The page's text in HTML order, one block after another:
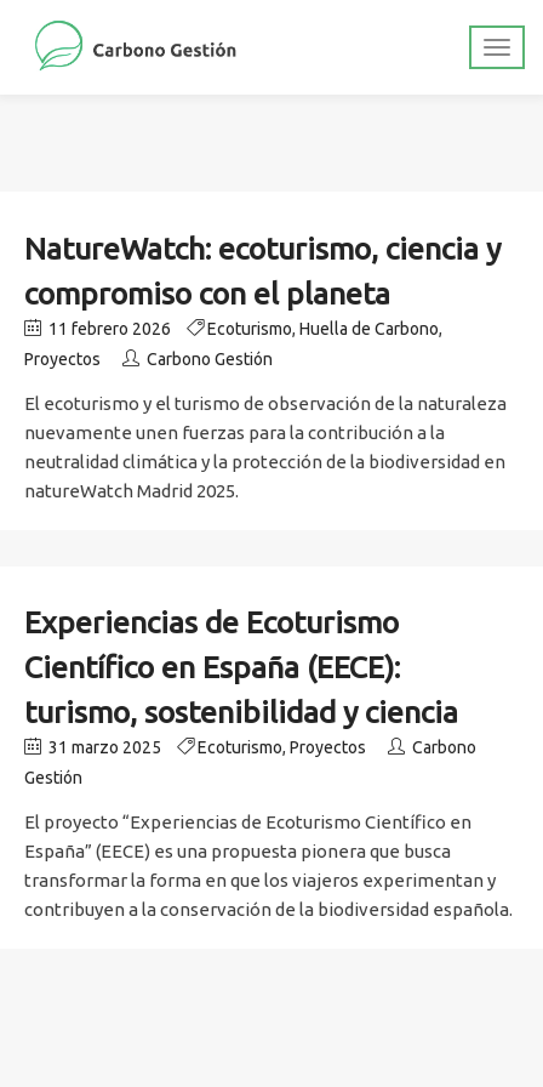
NatureWatch: ecoturismo, ciencia y
compromiso con el planeta
11 febrero 2026 Ecoturismo, Huella de Carbono,
Proyectos
Carbono Gestión
El ecoturismo y el turismo de observación de la naturaleza
nuevamente unen fuerzas para la contribución a la
neutralidad climática y la protección de la biodiversidad en
natureWatch Madrid 2025.
Experiencias de Ecoturismo
Científico en España (EECE):
turismo, sostenibilidad y ciencia
31 marzo 2025 Ecoturismo, Proyectos
Carbono
Gestión
El proyecto “Experiencias de Ecoturismo Científico en
España” (EECE) es una propuesta pionera que busca
transformar la forma en que los viajeros experimentan y
contribuyen a la conservación de la biodiversidad española.